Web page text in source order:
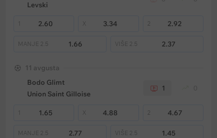
Levski
1 2.60 3.34 2 2.92
MANJE 2.5 1.66 VIŠE 2.5 2.37
11 avgusta
Bodo Glimt
Union Saint Gilloise
1
1 1.65 4.88 2 4.67
MANJE 2.5 2.77 VIŠE 2.5 1.45